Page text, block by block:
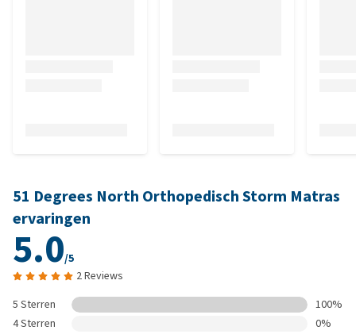
51 Degrees North Orthopedisch Storm Matras
ervaringen
5.0/5
2 Reviews
5 Sterren
100%
4 Sterren
0%